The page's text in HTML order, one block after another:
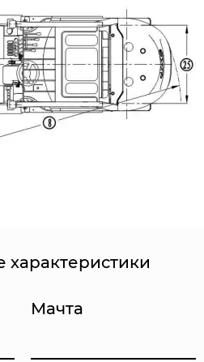
характеристики
Мачта